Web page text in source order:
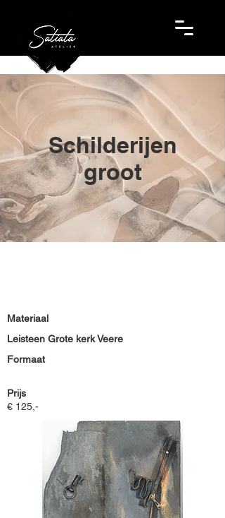
Schilderijen
groot
Materiaal
Leisteen Grote kerk Veere
Formaat
Prijs
€ 125,-